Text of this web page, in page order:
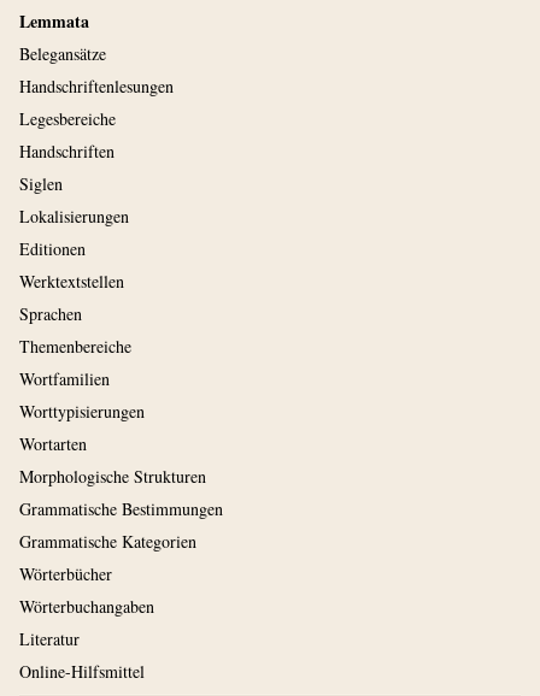
Lemmata
Belegansätze
Handschriftenlesungen
Legesbereiche
Handschriften
Siglen
Lokalisierungen
Editionen
Werktextstellen
Sprachen
Themenbereiche
Wortfamilien
Worttypisierungen
Wortarten
Morphologische Strukturen
Grammatische Bestimmungen
Grammatische Kategorien
Wörterbücher
Wörterbuchangaben
Literatur
Online-Hilfsmittel